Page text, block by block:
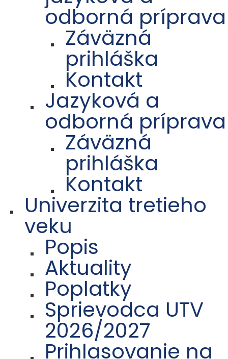
odborná príprava
Záväzná
prihláška
Kontakt
Jazyková a
odborná príprava
Záväzná
prihláška
Kontakt
Univerzita tretieho
veku
Popis
Aktuality
Poplatky
Sprievodca UTV
2026/2027
Prihlasovanie na